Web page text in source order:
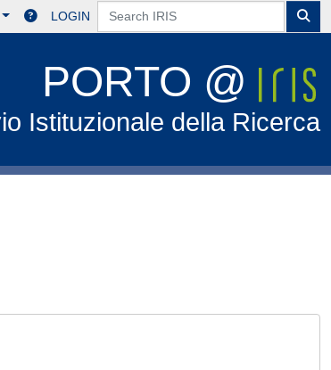
LOGIN
PORTO @
Istituzionale della Ricerca